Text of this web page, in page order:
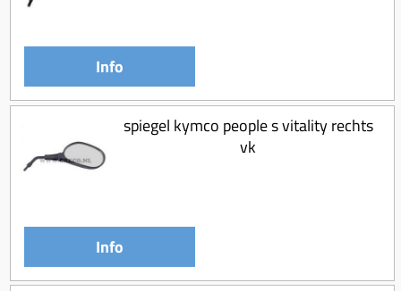
Info
spiegel kymco people s vitality rechts
vk
Info